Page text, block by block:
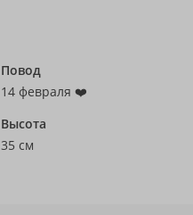
Повод
14 февраля ❤️
Высота
35 см